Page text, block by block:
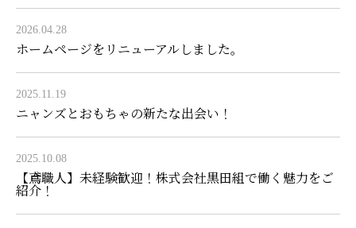
2026.04.28
ホームページをリニューアルしました。
2025.11.19
ニャンズとおもちゃの新たな出会い！
2025.10.08
【鳶職人】未経験歓迎！株式会社黒田組で働く魅力をご
紹介！